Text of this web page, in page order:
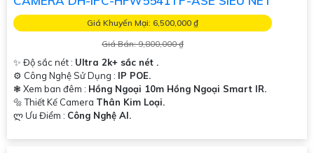
Giá Khuyến Mại: 6,500,000 ₫
Giá Bán: 9,800,000 ₫
✨ Độ sắc nét : Ultra 2k+ sắc nét .
⚙ Công Nghệ Sử Dụng : IP POE.
❃ Xem ban đêm : Hồng Ngoại 10m Hồng Ngoại Smart IR.
🔩 Thiết Kế Camera Thân Kim Loại.
️ლ Ưu Điểm : Công Nghệ AI.